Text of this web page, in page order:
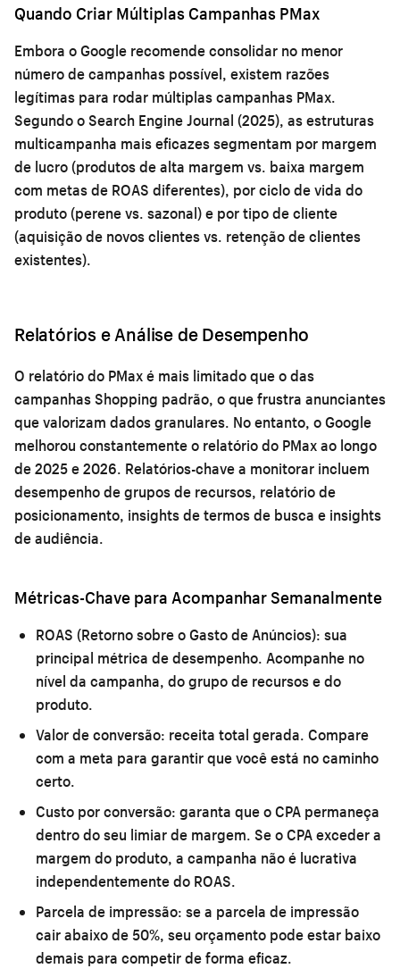
Quando Criar Múltiplas Campanhas PMax
Embora o Google recomende consolidar no menor
número de campanhas possível, existem razões
legítimas para rodar múltiplas campanhas PMax.
Segundo o Search Engine Journal (2025), as estruturas
multicampanha mais eficazes segmentam por margem
de lucro (produtos de alta margem vs. baixa margem
com metas de ROAS diferentes), por ciclo de vida do
produto (perene vs. sazonal) e por tipo de cliente
(aquisição de novos clientes vs. retenção de clientes
existentes).
Relatórios e Análise de Desempenho
O relatório do PMax é mais limitado que o das
campanhas Shopping padrão, o que frustra anunciantes
que valorizam dados granulares. No entanto, o Google
melhorou constantemente o relatório do PMax ao longo
de 2025 e 2026. Relatórios-chave a monitorar incluem
desempenho de grupos de recursos, relatório de
posicionamento, insights de termos de busca e insights
de audiência.
Métricas-Chave para Acompanhar Semanalmente
ROAS (Retorno sobre o Gasto de Anúncios): sua
principal métrica de desempenho. Acompanhe no
nível da campanha, do grupo de recursos e do
produto.
Valor de conversão: receita total gerada. Compare
com a meta para garantir que você está no caminho
certo.
Custo por conversão: garanta que o CPA permaneça
dentro do seu limiar de margem. Se o CPA exceder a
margem do produto, a campanha não é lucrativa
independentemente do ROAS.
Parcela de impressão: se a parcela de impressão
cair abaixo de 50%, seu orçamento pode estar baixo
demais para competir de forma eficaz.